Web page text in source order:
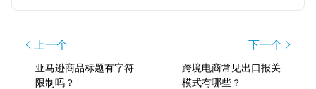
上一个
亚马逊商品标题有字符
限制吗？
下一个
跨境电商常见出口报关
模式有哪些？